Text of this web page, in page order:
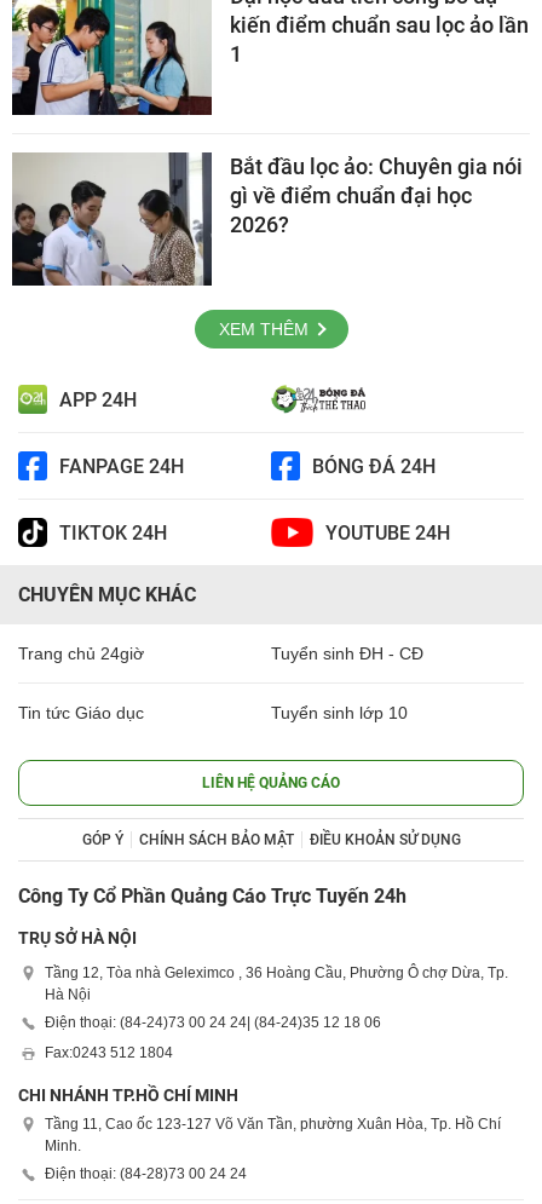
kiến điểm chuẩn sau lọc ảo lần
1
Bắt đầu lọc ảo: Chuyên gia nói
gì về điểm chuẩn đại học
2026?
XEM THÊM
APP 24H
FANPAGE 24H BÓNG ĐÁ 24H
TIKTOK 24H YOUTUBE 24H
CHUYÊN MỤC KHÁC
Trang chủ 24giờ Tuyển sinh ĐH - CĐ
Tin tức Giáo dục Tuyển sinh lớp 10
LIÊN HỆ QUẢNG CÁO
GÓP Ý CHÍNH SÁCH BẢO MẬT ĐIỀU KHOẢN SỬ DỤNG
Công Ty Cổ Phần Quảng Cáo Trực Tuyến 24h
TRỤ SỞ HÀ NỘI
Tầng 12, Tòa nhà Geleximco , 36 Hoàng Cầu, Phường Ô chợ Dừa, Tp.
Hà Nội
Điện thoại: (84-24)73 00 24 24 | (84-24)35 12 18 06
Fax:0243 512 1804
CHI NHÁNH TP.HỒ CHÍ MINH
Tầng 11, Cao ốc 123-127 Võ Văn Tần, phường Xuân Hòa, Tp. Hồ Chí
Minh.
Điện thoại: (84-28)73 00 24 24